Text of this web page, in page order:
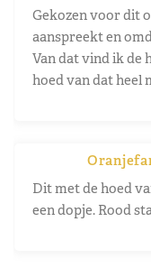
Gekozen voor dit
aanspreekt en
Van dat vind ik de
hoed van dat heel
Dit met de hoed
een dopje. Rood